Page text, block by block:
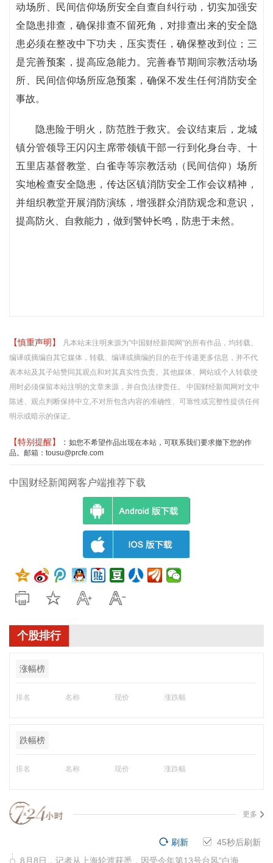
动场所、民间信仰场所安全自查自纠行动，切实加强安
全隐患排查，确保排查不留死角，对排查出来的安全隐
患必须在整改中下功夫，压实责任，确保整改到位；三
是完善预案，提高应急能力。完善春节期间宗教活动场
所、民间信仰场所应急预案，确保不发生任何消防安全
事故。
隐患险于明火，防范胜于救灾。会议结束后，龙城
镇分管领导王闪闪主席带领镇干部一行到化身台寺、十
五里店基督教堂、白雀寺等宗教活动（民间信仰）场所
实地检查安全隐患，传达区镇消防安全工作会议精神，
并组织教堂开展消防演练，增强群众消防观念和意识，
提高防火、自救能力，做到警钟长鸣，防患于未然。
【慎重声明】
凡本站未注明来源为"中国财经新闻网"的所有作品，均转载、
编译或摘编自其它媒体，转载、编译或摘编的目的在于传递更多信息，并不代
表本站及其子站赞同其观点和对其真实性负责。其他媒体、网站或个人转载使
用时必须保留本站注明的文章来源，并自负法律责任。 中国财经新闻网对文中
陈述、观点判断保持中立,不对所包含内容的准确性、可靠性或完整性提供任何
明示或暗示的保证。
【特别提醒】： 如您不希望作品出现在本站，可联系我们要求撤下您的作
品。邮箱：tousu@prcfe.com
中国财经新闻网客户端推荐下载
个股排行
涨幅榜
排名 名称 现价 涨跌幅
跌幅榜
排名 名称 现价 涨跌幅
更多
45秒后刷新
刷新
8月8日，记者从上海轮渡获悉，因受今年第13号台风“白海